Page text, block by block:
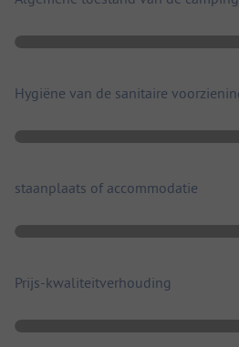
Hygiëne van de sanitaire
staanplaats of accommodatie
Prijs-kwaliteitverhouding